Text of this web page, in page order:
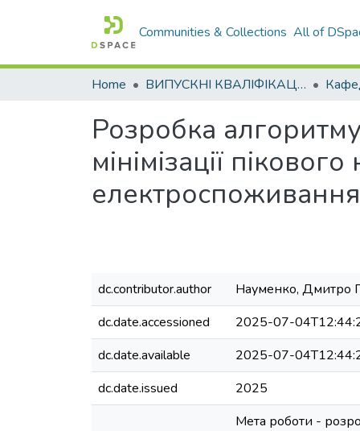
Communities & Collections All of
Home ВИПУСКНІ КВАЛІФІКАЦІЙНІ РОБОТИ
Розробка
мінімізації
електроспоживання
dc.contributor.author
Науменко, Дмитро
dc.date.accessioned
2025-07-
dc.date.available
2025-07-
dc.date.issued
2025
Мета роботи -